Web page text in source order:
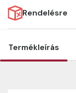
Rendelésre
Termékleírás